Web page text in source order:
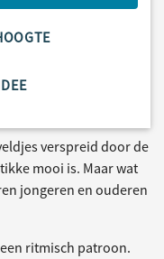
verspreid door de
mooi is. Maar wat
jongeren en ouderen
ritmisch patroon.